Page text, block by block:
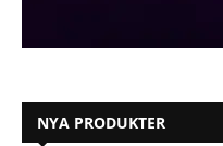
NYA PRODUKTER